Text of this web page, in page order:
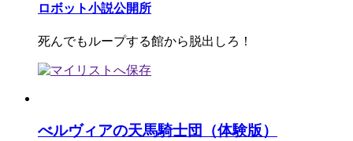
ロボット小説公開所
死んでもループする館から脱出しろ！
べルヴィアの天馬騎士団（体験版）